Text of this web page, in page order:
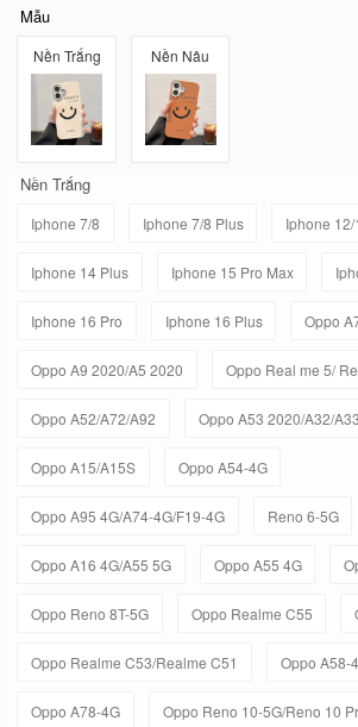
Mẫu
Nền Trắng Nền Nâu
Nền Trắng
Iphone 7/8 Iphone 7/8 Plus Iphone 12/
Iphone 14 Plus Iphone 15 Pro Max
Iphone 16 Pro Iphone 16 Plus Oppo
Oppo A9 2020/A5 2020 Oppo Real me 5/
Oppo A52/A72/A92 Oppo A53 2020/A32/
Oppo A15/A15S Oppo A54-4G
Oppo A95 4G/A74-4G/F19-4G Reno 6-5G
Oppo A16 4G/A55 5G Oppo A55 4G
Oppo Reno 8T-5G Oppo Realme C55
Oppo Realme C53/Realme C51 Oppo A58-
Oppo A78-4G Oppo Reno 10-5G/Reno 10